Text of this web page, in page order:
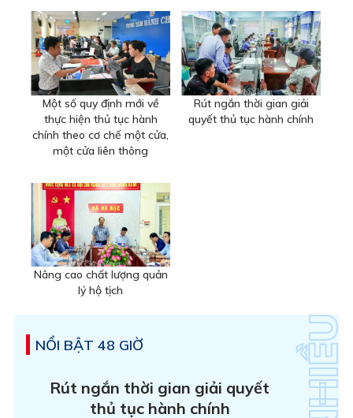
Một số quy định mới về
thực hiện thủ tục hành
chính theo cơ chế một cửa,
một cửa liên thông
Rút ngắn thời gian giải
quyết thủ tục hành chính
Nâng cao chất lượng quản
lý hộ tịch
NỔI BẬT 48 GIỜ
Rút ngắn thời gian giải quyết
thủ tục hành chính